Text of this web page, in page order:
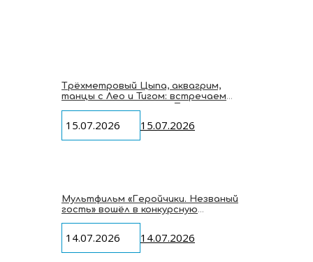
Трёхметровый Цыпа, аквагрим,
танцы с Лео и Тигом: встречаем
15.07.2026 15.07.2026
Мультфильм «Геройчики. Незваный
гость» вошёл в конкурсную
14.07.2026 14.07.2026